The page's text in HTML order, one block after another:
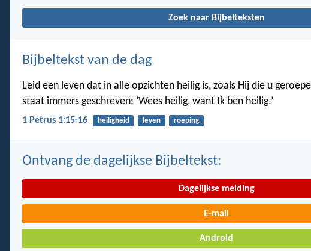
Zoek naar Bijbelteksten
Bijbeltekst van de dag
Leid een leven dat in alle opzichten heilig is, zoals Hij die u
staat immers geschreven: ‘Wees heilig, want Ik ben heilig.’
1 Petrus 1:15-16 heiligheid leven roeping
Ontvang de dagelijkse Bijbeltekst:
Dagelijkse melding
E-mail
Android